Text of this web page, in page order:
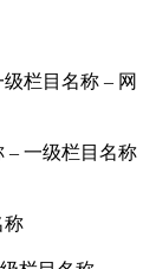
栏目名称 – 网
– 一级栏目名称
称